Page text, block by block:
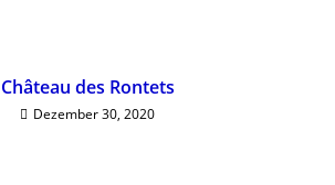
Château des Rontets
Dezember 30, 2020